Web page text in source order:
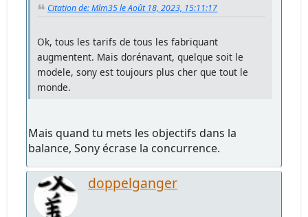
Citation de: Mlm35 le Août 18, 2023, 15:11:17
Ok, tous les tarifs de tous les fabriquant
augmentent. Mais dorénavant, quelque soit le
modele, sony est toujours plus cher que tout le
monde.
Mais quand tu mets les objectifs dans la
balance, Sony écrase la concurrence.
doppelganger